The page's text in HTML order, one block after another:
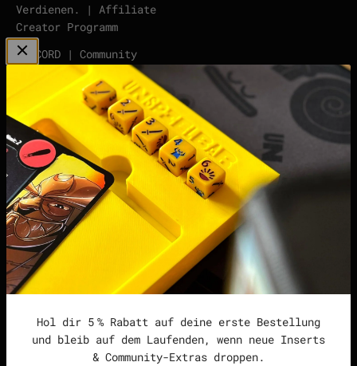
Hol dir 5 % Rabatt auf deine erste Bestellung
und bleib auf dem Laufenden, wenn neue Inserts
& Community-Extras droppen.
Verdienen. | Affiliate
Creator Programm
DISCORD | Community
points | Score Tracker
Podcast
Impressum
Datenschutzerklärung
Widerrufsrecht &
Widerrufsformular
Allgemeine
Geschäftsbedingungen